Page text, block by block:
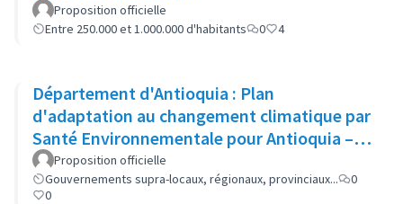
Proposition officielle
Entre 250.000 et 1.000.000 d'habitants
0 4
Département d'Antioquia : Plan
d'adaptation au changement climatique par
Santé Environnementale pour Antioquia –
PACCSA
Proposition officielle
Gouvernements supra-locaux, régionaux, provinciaux...
0
0